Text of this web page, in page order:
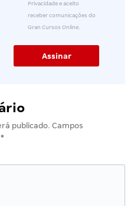
Privacidade e aceito
receber comunicações do
Gran Cursos Online.
publicado. Campos
*